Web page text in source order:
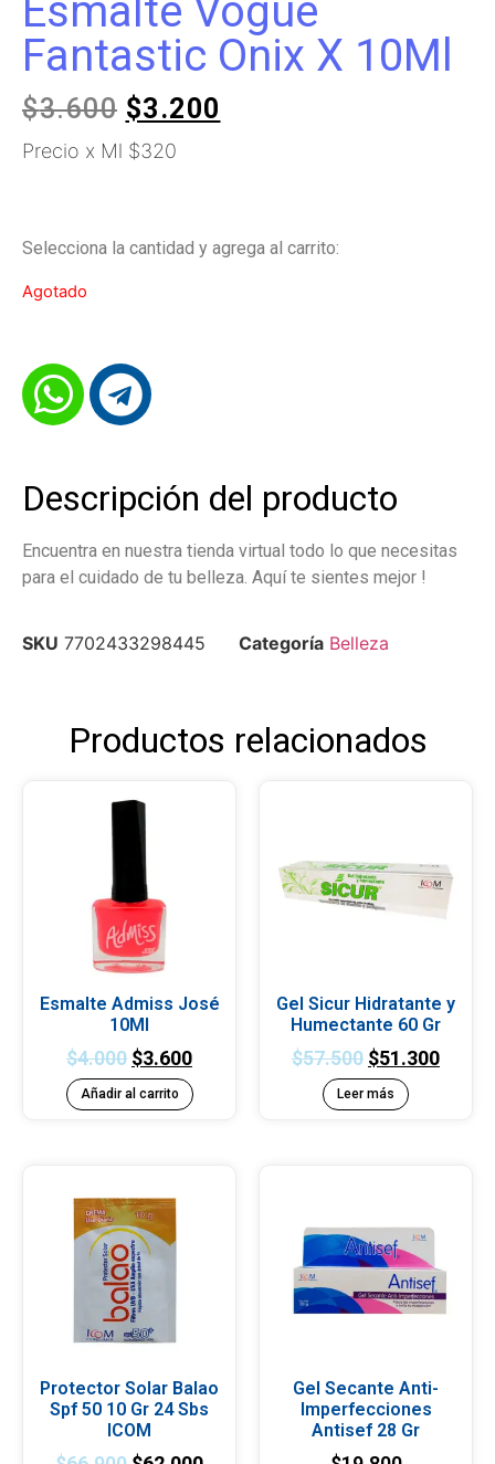
Esmalte Vogue
Fantastic Onix X 10Ml
$3.600 $3.200
Precio x Ml $320
Selecciona la cantidad y agrega al carrito:
Agotado
Descripción del producto
Encuentra en nuestra tienda virtual todo lo que necesitas
para el cuidado de tu belleza. Aquí te sientes mejor !
SKU 7702433298445 Categoría Belleza
Productos relacionados
Esmalte Admiss José
10Ml
$4.000 $3.600
Añadir al carrito
Gel Sicur Hidratante y
Humectante 60 Gr
$57.500 $51.300
Leer más
Protector Solar Balao
Spf 50 10 Gr 24 Sbs
ICOM
Gel Secante Anti-
Imperfecciones
Antisef 28 Gr